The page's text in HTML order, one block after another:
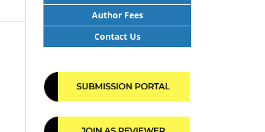
Author Fees
Contact Us